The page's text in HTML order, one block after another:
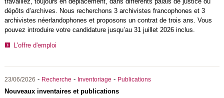
dépôts d’archives. Nous recherchons 3 archivistes francophones et 3
archivistes néerlandophones et proposons un contrat de trois ans. Vous
pouvez introduire votre candidature jusqu’au 31 juillet 2026 inclus.
L'offre d'emploi
23/06/2026 - Recherche - Inventoriage - Publications
Nouveaux inventaires et publications